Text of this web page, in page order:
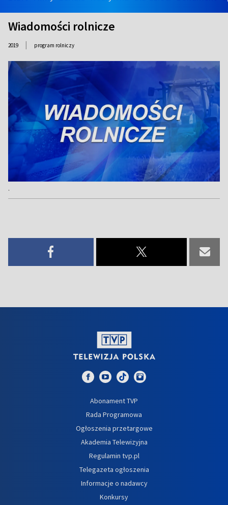
Wiadomości rolnicze
2019 | program rolniczy
.
Abonament TVP
Rada Programowa
Ogłoszenia przetargowe
Akademia Telewizyjna
Regulamin tvp.pl
Telegazeta ogłoszenia
Informacje o nadawcy
Konkursy